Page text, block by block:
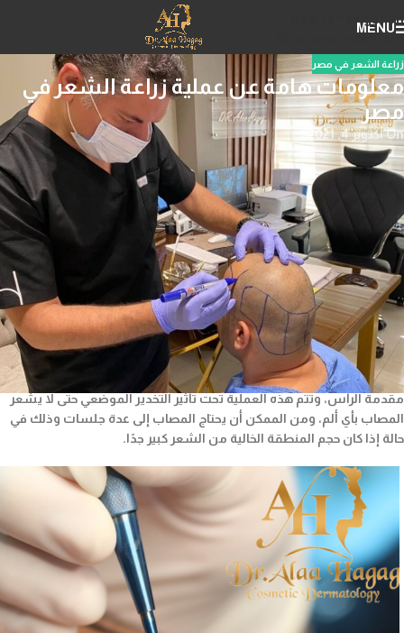
Skip to navigation
MENU
زراعة الشعر في مصر
معلومات هامة عن عملية زراعة الشعر في
مصر
On أكتوبر 4, 2021
عملية زراعة الشعر في مصر، يعاني الكثير من الأشخاص منتساقط الشعر
الأمر الذي يزعج الكثير سواء كان من الرجال او السيدات، وقد يكون العلاج
في بعض الحالات دون جدى مما يجعلهم يخضعون إلى إجراء عملية زراعة
الشعروغالبًا بكون هؤلاء الأشخاص هم الذين يعانون من الصلع الذكوري أو
ذوات الشعر الخفيف أو فقدان الشعر نتيجة التعرض للحروق أو الجروح.
عملية زراعة الشعر في مصر
زراعة الشعر واحدة من الجراحات التجميلية التي يلجأ إليها البعض لإعادة
الشعر إلى مناطق فروة الرأس المصابة بالصلع أو الشعر الضعيف سواء
كانت لعوامل وراثية أو مرضية أو التعرض لحروق وجروح، ويقوم فيها
الطبيب الجراح بنقل الشعر من المنطقة الخلفية او الجانبية للرأس إلى
مقدمة الرأس، وتتم هذه العملية تحت تأثير التخدير الموضعي حتى لا يشعر
المصاب بأي ألم، ومن الممكن أن يحتاج المصاب إلى عدة جلسات وذلك في
حالة إذا كان حجم المنطقة الخالية من الشعر كبير جدًا.